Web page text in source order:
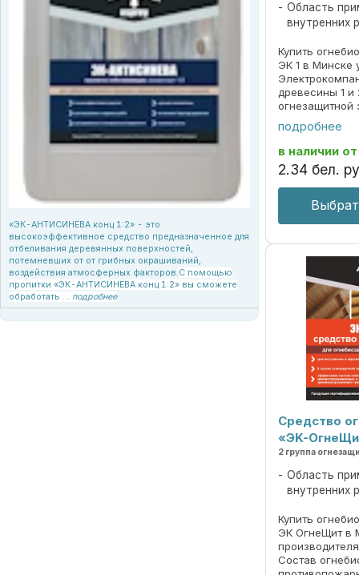
«ЭК-АНТИСИНЕВА конц 1:2» - это
высокоэффективное средство предназначенное для
отбеливания деревянных поверхностей,
потемневших от от грибных окрашиваний,
воздействия атмосферных факторов.С помощью
пропитки «ЭК-АНТИСИНЕВА конц 1:2» вы сможете
обработать ... подробнее
Область
внутренних
Купить
ЭК 1 в Минске
древесины 1 и
огнезащитной
повышает
стойкость
защищает от
подробнее
в наличии от
2.34 бел.
Средство
«ЭK-
2 группа
Область
внутренних
Купить
ЭК ОгнеЩит в
Состав